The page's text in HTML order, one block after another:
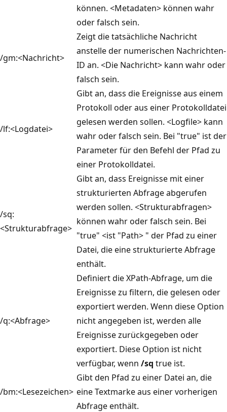
können. <Metadaten> können wahr
oder falsch sein.
/gm:<Nachricht>
Zeigt die tatsächliche Nachricht
anstelle der numerischen Nachrichten-
ID an. <Die Nachricht> kann wahr oder
falsch sein.
/lf:<Logdatei>
Gibt an, dass die Ereignisse aus einem
Protokoll oder aus einer Protokolldatei
gelesen werden sollen. <Logfile> kann
wahr oder falsch sein. Bei "true" ist der
Parameter für den Befehl der Pfad zu
einer Protokolldatei.
/sq:
<Strukturabfrage>
Gibt an, dass Ereignisse mit einer
strukturierten Abfrage abgerufen
werden sollen. <Strukturabfragen>
können wahr oder falsch sein. Bei
"true" <ist "Path> " der Pfad zu einer
Datei, die eine strukturierte Abfrage
enthält.
/q:<Abfrage>
Definiert die XPath-Abfrage, um die
Ereignisse zu filtern, die gelesen oder
exportiert werden. Wenn diese Option
nicht angegeben ist, werden alle
Ereignisse zurückgegeben oder
exportiert. Diese Option ist nicht
verfügbar, wenn /sq true ist.
/bm:<Lesezeichen>
Gibt den Pfad zu einer Datei an, die
eine Textmarke aus einer vorherigen
Abfrage enthält.